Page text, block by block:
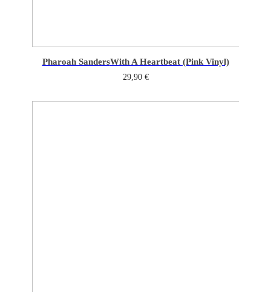
Pharoah SandersWith A Heartbeat (Pink Vinyl)
29,90 €